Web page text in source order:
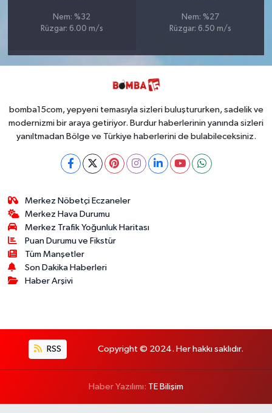
Nem: %32
Rüzgar: 6.00 m/s
Nem: %27
Rüzgar: 6.50 m/s
bomba15com, yepyeni temasıyla sizleri buluştururken, sadelik ve
modernizmi bir araya getiriyor. Burdur haberlerinin yanında sizleri
yanıltmadan Bölge ve Türkiye haberlerini de bulabileceksiniz.
Merkez Nöbetçi Eczaneler
Merkez Hava Durumu
Merkez Trafik Yoğunluk Haritası
Puan Durumu ve Fikstür
Tüm Manşetler
Son Dakika Haberleri
Haber Arşivi
RSS Copyright © 2024. Her hakkı saklıdır.
Haber Yazılımı: TE Bilişim